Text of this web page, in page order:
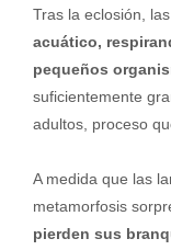
Tras la eclosión,
acuático,
pequeños
suficientemente
adultos, proceso
A medida que las
metamorfosis
pierden sus